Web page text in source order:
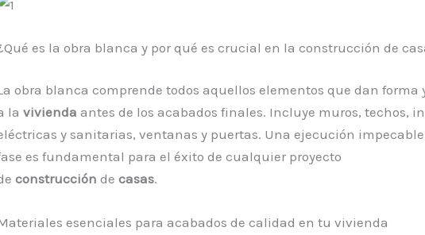
es la obra blanca y por qué es crucial en la construcción de
obra blanca comprende todos aquellos elementos que dan forma
la vivienda antes de los acabados finales. Incluye muros, techos,
y sanitarias, ventanas y puertas. Una ejecución impecable
es fundamental para el éxito de cualquier proyecto
construcción de casas.
esenciales para acabados de calidad en tu vivienda